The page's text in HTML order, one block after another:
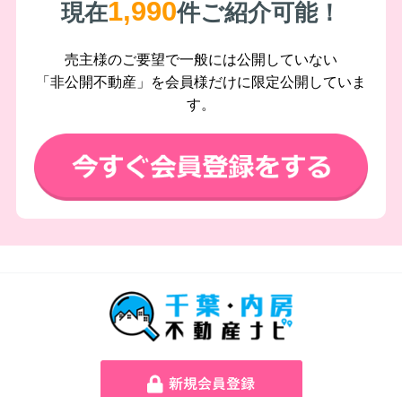
現在1,990件ご紹介可能！
売主様のご要望で一般には公開していない
「非公開不動産」を会員様だけに限定公開していま
す。